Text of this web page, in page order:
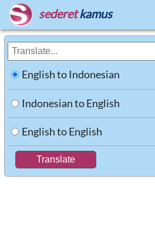
sederet kamus
English to Indonesian
Indonesian to English
English to English